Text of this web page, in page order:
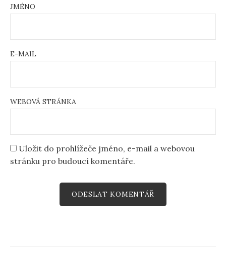
JMÉNO
E-MAIL
WEBOVÁ STRÁNKA
Uložit do prohlížeče jméno, e-mail a webovou
stránku pro budoucí komentáře.